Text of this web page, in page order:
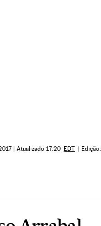
| Atualizado 17:20 EDT | Edição: